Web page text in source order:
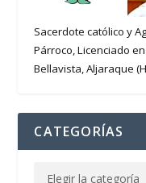
Sacerdote católico y
Párroco, Licenciado
Bellavista, Aljaraque
CATEGORÍAS